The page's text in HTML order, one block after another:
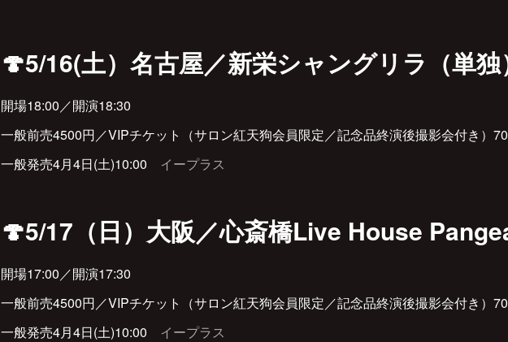
🍄5/16(土）名古屋／新栄シャングリラ（単独
開場18:00／開演18:30
一般前売4500円／VIPチケット（サロン紅天狗会員限定／記念品終演後撮影会付き）
一般発売4月4日(土)10:00 イープラス
🍄5/17（日）大阪／心斎橋Live House
開場17:00／開演17:30
一般前売4500円／VIPチケット（サロン紅天狗会員限定／記念品終演後撮影会付き）
一般発売4月4日(土)10:00 イープラス